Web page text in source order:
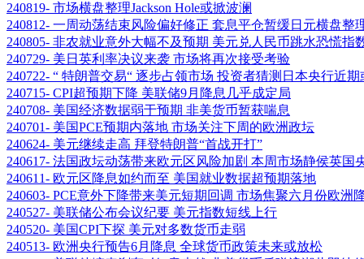
240819- 市场横盘整理Jackson Hole或掀波澜
240812- 一周动荡结束风险偏好修正 套息平仓暂缓日元横盘整
240805- 非农就业意外大幅不及预期 美元兑人民币跳水恐慌指
240729- 美日英利率决议来袭 市场将再次接受考验
240722- “ 特朗普交易“ 逐步占领市场 投资者猜测日本央行近
240715- CPI超预期下降 美联储9月降息几乎成定局
240708- 美国经济数据弱于预期 非美货币暂获喘息
240701- 美国PCE预期内落地 市场关注下周的欧洲政坛
240624- 美元继续走高 拜登特朗普“首战开打”
240617- 法国政坛动荡带来欧元区风险加剧 本周市场静侯英国
240611- 欧元区降息如约而至 美国就业数据超预期落地
240603- PCE意外下降带来美元短期回调 市场焦聚六月份欧洲
240527- 美联储公布会议纪要 美元指数短线上行
240520- 美国CPI下探 美元对多数货币走弱
240513- 欧洲央行预告6月降息 全球货币政策未来或放松